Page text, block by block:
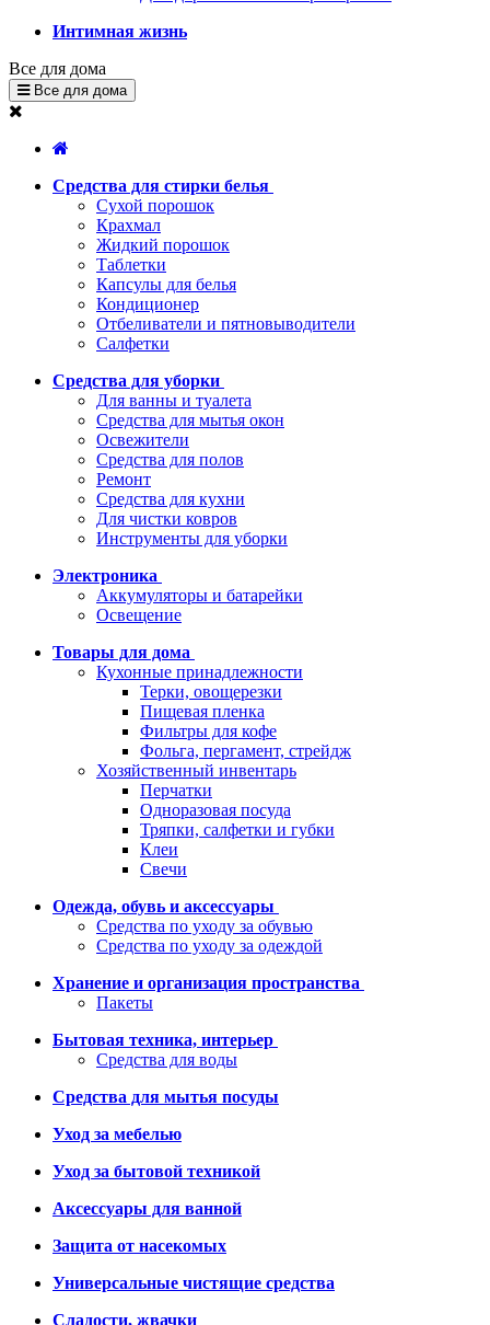
Интимная жизнь
Все для дома
Все для дома
Средства для стирки белья
Сухой порошок
Крахмал
Жидкий порошок
Таблетки
Капсулы для белья
Кондиционер
Отбеливатели и пятновыводители
Салфетки
Средства для уборки
Для ванны и туалета
Средства для мытья окон
Освежители
Средства для полов
Ремонт
Средства для кухни
Для чистки ковров
Инструменты для уборки
Электроника
Аккумуляторы и батарейки
Освещение
Товары для дома
Кухонные принадлежности
Терки, овощерезки
Пищевая пленка
Фильтры для кофе
Фольга, пергамент, стрейдж
Хозяйственный инвентарь
Перчатки
Одноразовая посуда
Тряпки, салфетки и губки
Клеи
Свечи
Одежда, обувь и аксессуары
Средства по уходу за обувью
Средства по уходу за одеждой
Хранение и организация пространства
Пакеты
Бытовая техника, интерьер
Средства для воды
Средства для мытья посуды
Уход за мебелью
Уход за бытовой техникой
Аксессуары для ванной
Защита от насекомых
Универсальные чистящие средства
Сладости, жвачки